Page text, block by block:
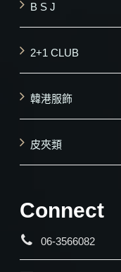
B S J
2+1 CLUB
韓港服飾
皮夾類
Connect
06-3566082